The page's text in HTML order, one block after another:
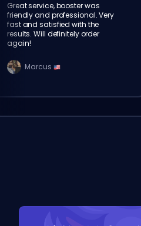
Great service, booster was
friendly and professional. Very
fast and satisfied with the
results. Will definitely order
again!
Marcus